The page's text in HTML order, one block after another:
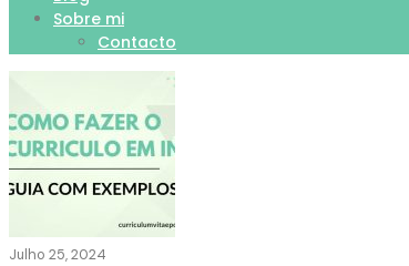
Sobre mi
Contacto
Julho 25, 2024